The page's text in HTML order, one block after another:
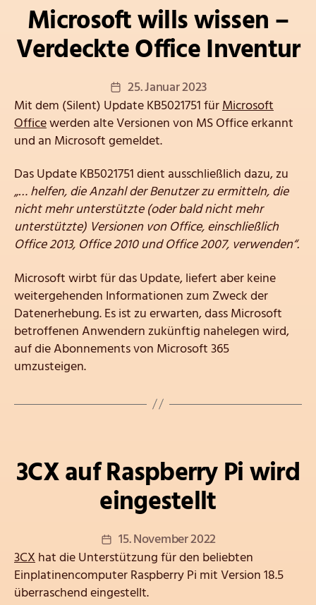
Microsoft wills wissen –
Verdeckte Office Inventur
Veröffentlichungsdatum
25. Januar 2023
Mit dem (Silent) Update KB5021751 fürMicrosoft
Officewerden alte Versionen von MS Office erkannt
und an Microsoft gemeldet.
Das Update KB5021751 dient ausschließlich dazu, zu
„… helfen, die Anzahl der Benutzer zu ermitteln, die
nicht mehr unterstützte (oder bald nicht mehr
unterstützte) Versionen von Office, einschließlich
Office 2013, Office 2010 und Office 2007, verwenden“.
Microsoft wirbt für das Update, liefert aber keine
weitergehenden Informationen zum Zweck der
Datenerhebung. Es ist zu erwarten, dass Microsoft
betroffenen Anwendern zukünftig nahelegen wird,
auf die Abonnements von Microsoft 365
umzusteigen.
3CX auf Raspberry Pi wird
eingestellt
Veröffentlichungsdatum
15. November 2022
3CXhat die Unterstützung für den beliebten
Einplatinencomputer Raspberry Pi mit Version 18.5
überraschend eingestellt.